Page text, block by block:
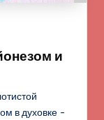
и
в духовке -